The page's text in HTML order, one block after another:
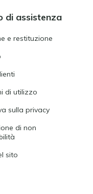
di assistenza
e restituzione
di utilizzo
sulla privacy
di non
sito